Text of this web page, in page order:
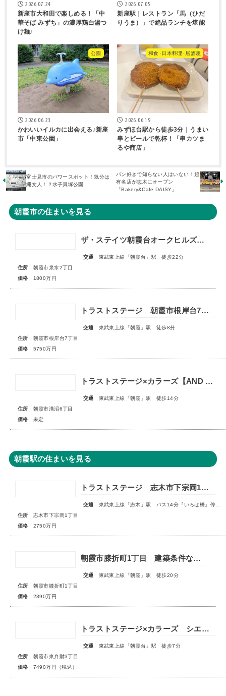
2026.07.24
新座市大和田で楽しめる！「中
華そば みずち」の濃厚鶏白湯つ
け麺♪
2026.07.05
新座駅｜レストラン「馬（ひだ
りうま）」で絶品ランチを堪能
公園
2026.06.23
かわいいイルカに出会える♪新座
市「中東公園」
和食･日本料理･居酒屋
2026.06.19
みずほ台駅から徒歩3分｜うまい
串とビールで乾杯！「串カツま
るや商店」
富士見市のパワースポット！気分は
縄文人！？水子貝塚公園
パン好きで知らない人はいない！超
有名店が志木にオープン
「Bakery&Cafe DAISY」
朝霞市の住まいを見る
ザ・ステイツ朝霞台オークヒルズ 1階部分
交通
東武東上線「朝霞台」駅 徒歩22分
住所
朝霞市泉水2丁目
価格
1800万円
トラストステージ 朝霞市根岸台7丁目44期 限定1区画
交通
東武東上線「朝霞」駅 徒歩8分
住所
朝霞市根岸台7丁目
価格
5750万円
トラストステージ×カラーズ【AND PLUS】朝霞市溝沼6丁目22期 全2棟◇販売予告◇
交通
東武東上線「朝霞」駅 徒歩14分
住所
朝霞市溝沼6丁目
価格
未定
朝霞駅の住まいを見る
トラストステージ 志木市下宗岡1丁目7期 全7区画■大変ご好評につき最終1区画となりました■
交通
東武東上線「志木」駅 バス14分『いろは橋』停歩13分
住所
志木市下宗岡1丁目
価格
2750万円
朝霞市膝折町1丁目 建築条件なし売地 全1区画
交通
東武東上線「朝霞」駅 徒歩20分
住所
朝霞市膝折町1丁目
価格
2390万円
トラストステージ×カラーズ シエルヴィラ朝霞市東弁財3丁目3期 ★限定1棟 販売開始★
交通
東武東上線「朝霞台」駅 徒歩7分
住所
朝霞市東弁財3丁目
価格
7490万円（税込）